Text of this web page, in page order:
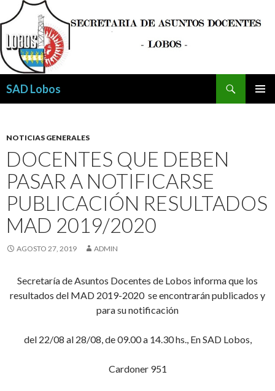
SAD Lobos
NOTICIAS GENERALES
DOCENTES QUE DEBEN
PASAR A NOTIFICARSE
PUBLICACIÓN RESULTADOS
MAD 2019/2020
AGOSTO 27, 2019 ADMIN
Secretaría de Asuntos Docentes de Lobos informa que los
resultados del MAD 2019-2020 se encontrarán publicados y
para su notificación
del 22/08 al 28/08, de 09.00 a 14.30 hs., En SAD Lobos,
Cardoner 951